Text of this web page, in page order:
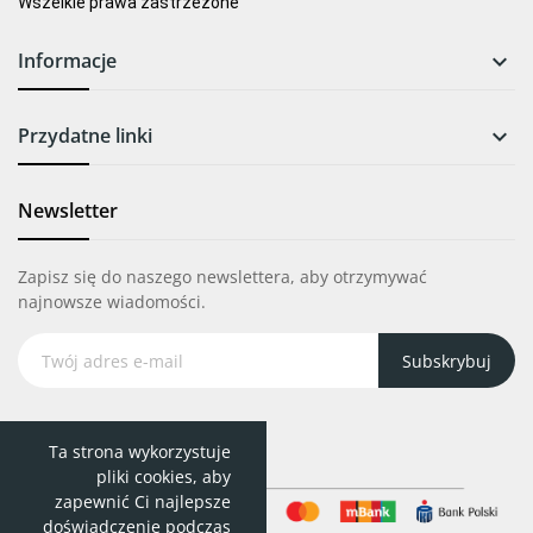
Informacje 
Przydatne linki 
Newsletter
Zapisz się do naszego newslettera, aby otrzymywać
najnowsze wiadomości.
Subskrybuj
Ta strona wykorzystuje
pliki cookies, aby
zapewnić Ci najlepsze
doświadczenie podczas